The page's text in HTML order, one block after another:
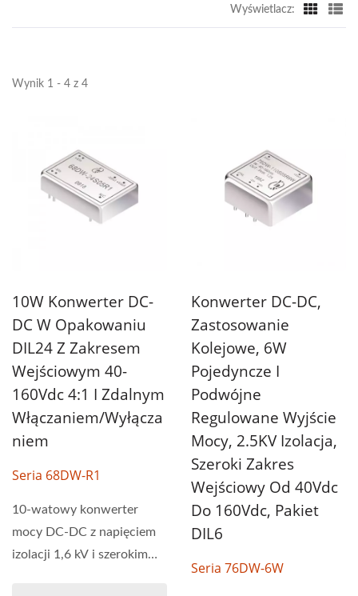
Wyświetlacz:
Wynik 1 - 4 z 4
10W Konwerter DC-
DC W Opakowaniu
DIL24 Z Zakresem
Wejściowym 40-
160Vdc 4:1 I Zdalnym
Włączaniem/wyłącza
Niem
Seria 68DW-R1
10-watowy konwerter
mocy DC-DC z napięciem
izolacji 1,6 kV i szerokim
Konwerter DC-DC,
Zastosowanie
Kolejowe, 6W
Pojedyncze I
Podwójne
Regulowane Wyjście
Mocy, 2.5KV Izolacja,
Szeroki Zakres
Wejściowy Od 40Vdc
Do 160Vdc, Pakiet
DIL6
Seria 76DW-6W